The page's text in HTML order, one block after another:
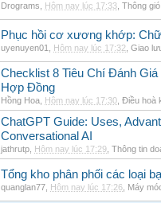
Drograms Hôm nay lúc 17:33 Thông
Phục hồi cơ xương khớp:
uyenuyen01 Hôm nay lúc 17:32 Giao
Checklist 8 Tiêu Chí Đánh
Hợp Đồng
Hồng Hoa Hôm nay lúc 17:30 Điều hoà
ChatGPT Guide: Uses,
Conversational AI
jathrutp Hôm nay lúc 17:29 Thông tin
Tổng kho phân phối các loại
quanglan77 Hôm nay lúc 17:26 Máy